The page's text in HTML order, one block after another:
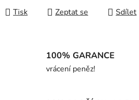
Tisk Zeptat se Sdílet
100% GARANCE
vrácení peněz!